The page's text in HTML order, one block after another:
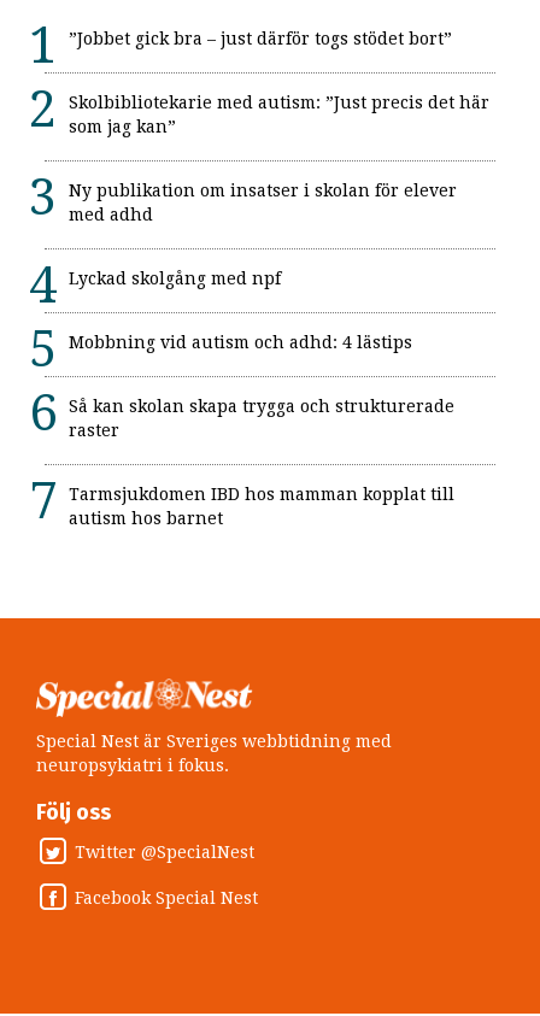
”Jobbet gick bra – just därför togs stödet bort”
Skolbibliotekarie med autism: ”Just precis det här
som jag kan”
Ny publikation om insatser i skolan för elever
med adhd
Lyckad skolgång med npf
Mobbning vid autism och adhd: 4 lästips
Så kan skolan skapa trygga och strukturerade
raster
Tarmsjukdomen IBD hos mamman kopplat till
autism hos barnet
Special Nest är Sveriges webbtidning med
neuropsykiatri i fokus.
Följ oss
Twitter @SpecialNest
Facebook Special Nest